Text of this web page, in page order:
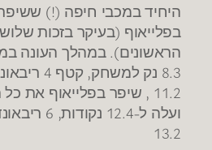
היחיד במכבי חיפה (!)
בפלייאוף (בעיקר בזכות
הראשונים). במהלך העונה
8.3 נק
11.2 , שיפר בפלייאוף את
ועלה ל-
13.2